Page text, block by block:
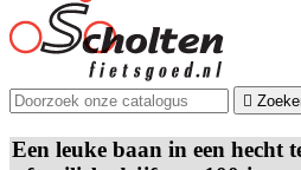

Een leuke baan in een hecht